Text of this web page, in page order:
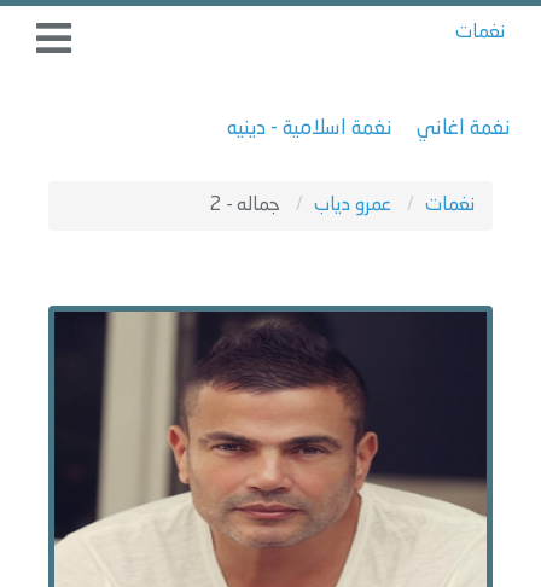
نغمات
نغمة اغاني نغمة اسلامية - دينيه
نغمات عمرو دياب جماله - 2